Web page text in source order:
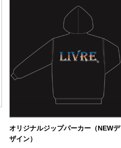
オリジナルジップパーカー（NEWデ
ザイン）